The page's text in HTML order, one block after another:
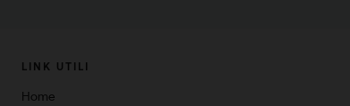
LINK UTILI
Home